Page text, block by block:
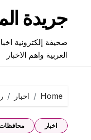
contentجريدة
صحيفة إلكترونية
العربية واهم الاخبار
Home اخبار
اخبار